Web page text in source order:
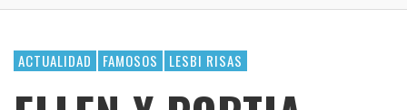
ACTUALIDAD FAMOSOS LESBI RISAS